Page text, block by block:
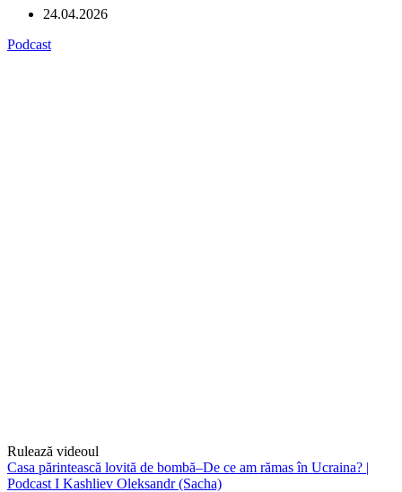
24.04.2026
Podcast
Rulează videoul
Casa părintească lovită de bombă–De ce am rămas în Ucraina? |
Podcast I Kashliev Oleksandr (Sacha)